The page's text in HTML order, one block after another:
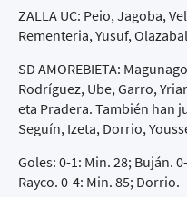
ZALLA UC: Peio, Jagoba,
Rementeria, Yusuf,
SD AMOREBIETA:
Rodríguez, Ube, Garro,
eta Pradera. También han
Seguín, Izeta, Dorrio,
Goles: 0-1: Min. 28; Buján.
Rayco. 0-4: Min. 85; Dorrio.